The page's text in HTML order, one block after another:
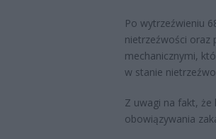
Po wytrzeźwieniu
nietrzeźwości oraz
mechanicznymi,
w stanie
Z uwagi na fakt, że
obowiązywania